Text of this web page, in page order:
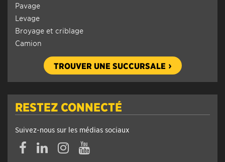
Pavage
Levage
Broyage et criblage
Camion
TROUVER UNE SUCCURSALE
RESTEZ CONNECTÉ
Suivez-nous sur les médias sociaux